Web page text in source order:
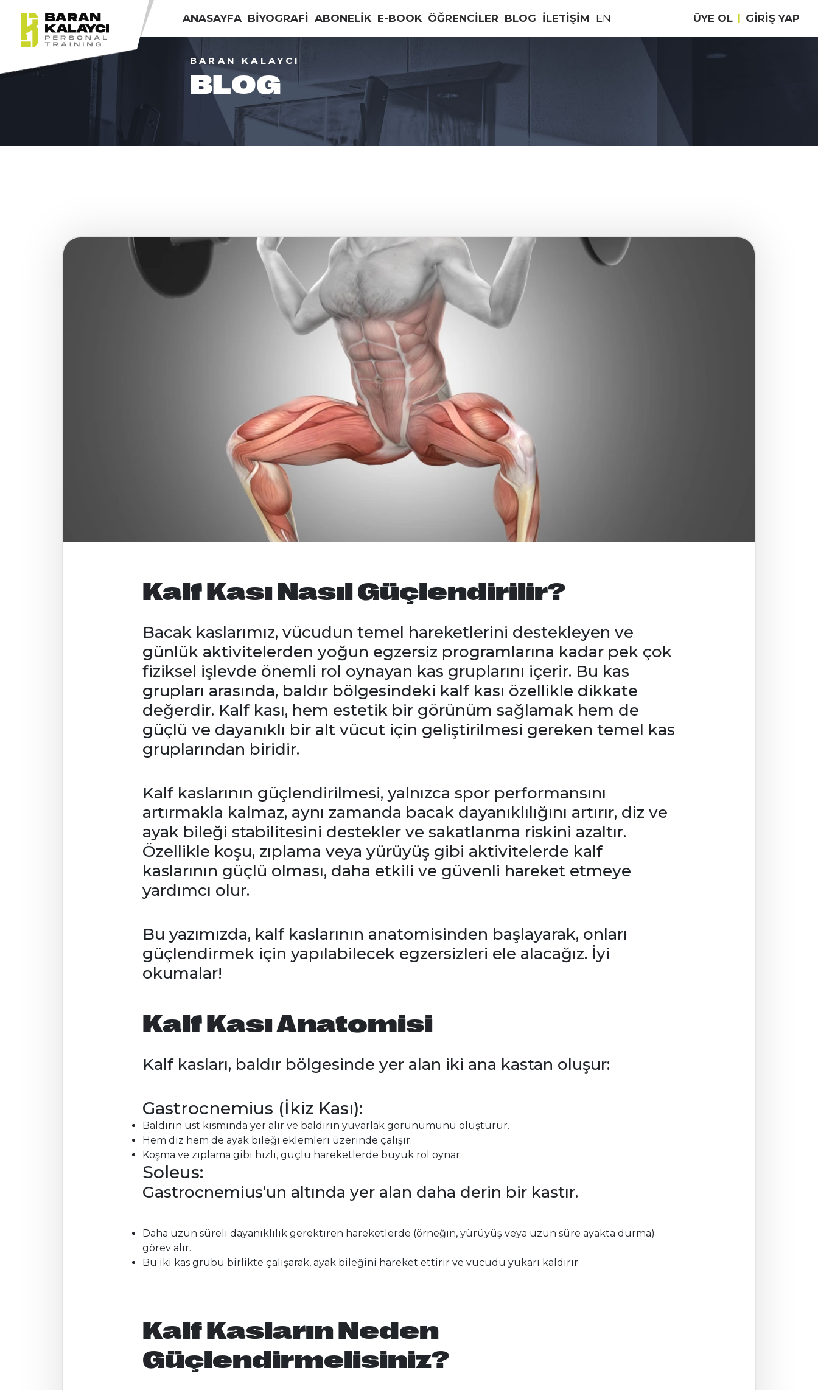
ANASAYFA BİYOGRAFİ ABONELİK E-BOOK ÖĞRENCİLER BLOG İLETİŞİM EN ÜYE OL | GIRIŞ YAP
BARAN KALAYCI
BLOG
Kalf Kası Nasıl Güçlendirilir?
Bacak kaslarımız, vücudun temel hareketlerini destekleyen ve
günlük aktivitelerden yoğun egzersiz programlarına kadar pek çok
fiziksel işlevde önemli rol oynayan kas gruplarını içerir. Bu kas
grupları arasında, baldır bölgesindeki kalf kası özellikle dikkate
değerdir. Kalf kası, hem estetik bir görünüm sağlamak hem de
güçlü ve dayanıklı bir alt vücut için geliştirilmesi gereken temel kas
gruplarından biridir.
Kalf kaslarının güçlendirilmesi, yalnızca spor performansını
artırmakla kalmaz, aynı zamanda bacak dayanıklılığını artırır, diz ve
ayak bileği stabilitesini destekler ve sakatlanma riskini azaltır.
Özellikle koşu, zıplama veya yürüyüş gibi aktivitelerde kalf
kaslarının güçlü olması, daha etkili ve güvenli hareket etmeye
yardımcı olur.
Bu yazımızda, kalf kaslarının anatomisinden başlayarak, onları
güçlendirmek için yapılabilecek egzersizleri ele alacağız. İyi
okumalar!
Kalf Kası Anatomisi
Kalf kasları, baldır bölgesinde yer alan iki ana kastan oluşur:
Gastrocnemius (İkiz Kası):
Baldırın üst kısmında yer alır ve baldırın yuvarlak görünümünü oluşturur.
Hem diz hem de ayak bileği eklemleri üzerinde çalışır.
Koşma ve zıplama gibi hızlı, güçlü hareketlerde büyük rol oynar.
Soleus:
Gastrocnemius’un altında yer alan daha derin bir kastır.
Daha uzun süreli dayanıklılık gerektiren hareketlerde (örneğin, yürüyüş veya uzun süre ayakta durma)
görev alır.
Bu iki kas grubu birlikte çalışarak, ayak bileğini hareket ettirir ve vücudu yukarı kaldırır.
Kalf Kasların Neden
Güçlendirmelisiniz?